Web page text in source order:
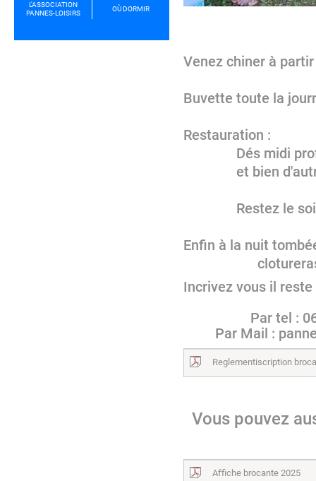
Venez chiner à
Buvette toute la
Restauration :
Dés midi
et bien d'autre
Restez le soir
Enfin à la nuit
clotureras la
Incrivez vous il
Par tel : 06
Par Mail :
Reglementiscription
Vous pouvez
Affiche brocante 2025
L'ASSOCIATION
PANNES-LOISIRS
OÙ DORMIR